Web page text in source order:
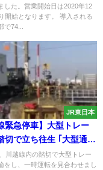
した。営業開始日は2020年12
開始となります。 導入される
で74...
JR東日本
緊急停車】大型トレー
切で立ち往生 ｢大型通行
識を完全に無視
川越線内の踏切で大型トレー
をし、一時運転を見合わせまし